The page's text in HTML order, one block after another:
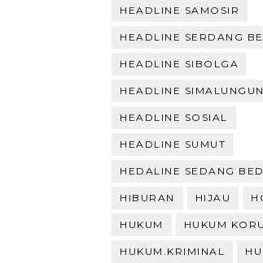
HEADLINE SAMOSIR
HEADLINE SERDANG
HEADLINE SIBOLGA
HEADLINE SIMALUNGUN
HEADLINE SOSIAL
HEADLINE SUMUT
HEDALINE SEDANG
HIBURAN HIJAU
HUKUM HUKUM
HUKUM.KRIMINAL